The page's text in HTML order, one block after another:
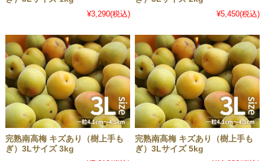
¥3,290(税込)
¥5,450(税込)
完熟南高梅 キズあり（樹上手も
ぎ）3Lサイズ 3kg
完熟南高梅 キズあり（樹上手も
ぎ）3Lサイズ 5kg